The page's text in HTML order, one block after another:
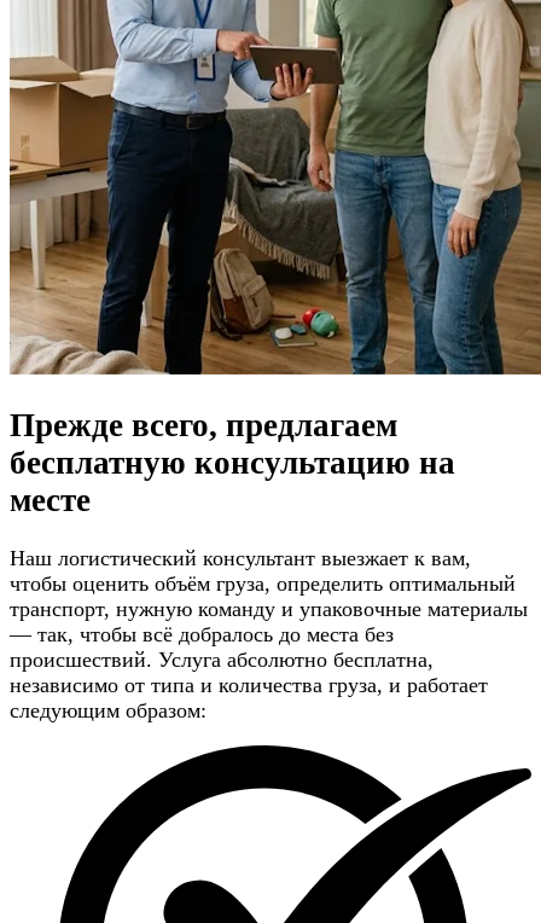
Прежде всего, предлагаем
бесплатную консультацию на
месте
Наш логистический консультант выезжает к вам,
чтобы оценить объём груза, определить оптимальный
транспорт, нужную команду и упаковочные материалы
— так, чтобы всё добралось до места без
происшествий. Услуга абсолютно бесплатна,
независимо от типа и количества груза, и работает
следующим образом: